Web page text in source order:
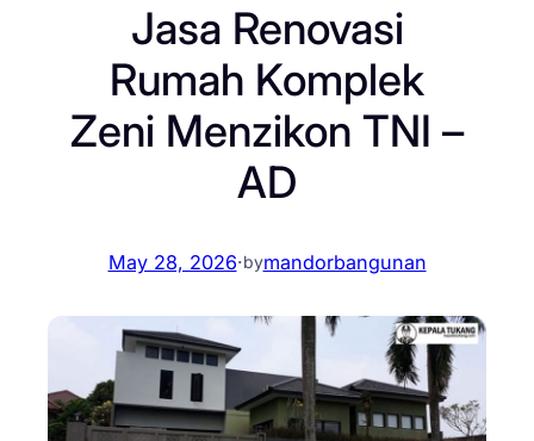
Jasa Renovasi
Rumah Komplek
Zeni Menzikon TNI –
AD
May 28, 2026·bymandorbangunan